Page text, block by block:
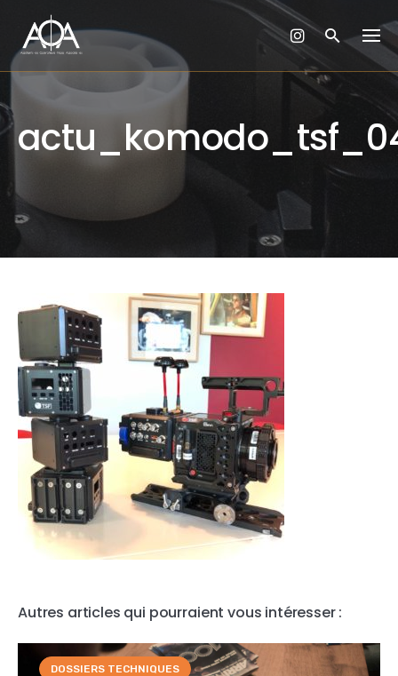
content
Autres articles qui pourraient vous intéresser :
DOSSIERS TECHNIQUES